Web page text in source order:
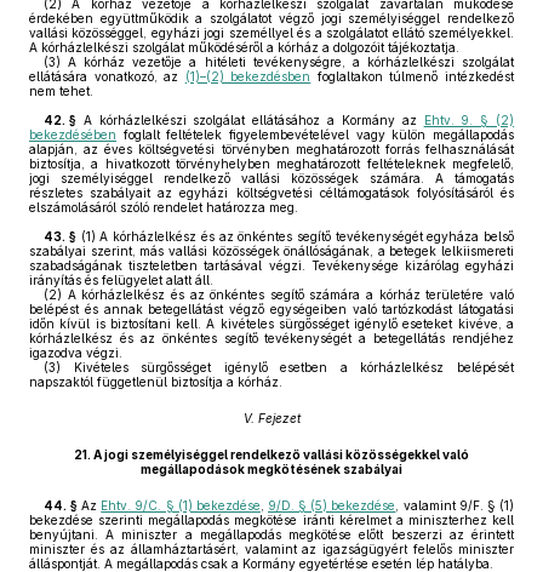
(2) A kórház vezetője a kórházlelkészi szolgálat zavartalan működése
érdekében együttműködik a szolgálatot végző jogi személyiséggel rendelkező
vallási közösséggel, egyházi jogi személlyel és a szolgálatot ellátó személyekkel.
A kórházlelkészi szolgálat működéséről a kórház a dolgozóit tájékoztatja.
(3) A kórház vezetője a hitéleti tevékenységre, a kórházlelkészi szolgálat
ellátására vonatkozó, az
(1)–(2) bekezdésben foglaltakon túlmenő intézkedést
nem tehet.
42. § A kórházlelkészi szolgálat ellátásához a Kormány az
Ehtv. 9. § (2)
bekezdésében foglalt feltételek figyelembevételével vagy külön megállapodás
alapján, az éves költségvetési törvényben meghatározott forrás felhasználását
biztosítja, a hivatkozott törvényhelyben meghatározott feltételeknek megfelelő,
jogi személyiséggel rendelkező vallási közösségek számára. A támogatás
részletes szabályait az egyházi költségvetési céltámogatások folyósításáról és
elszámolásáról szóló rendelet határozza meg.
43. § (1) A kórházlelkész és az önkéntes segítő tevékenységét egyháza belső
szabályai szerint, más vallási közösségek önállóságának, a betegek lelkiismereti
szabadságának tiszteletben tartásával végzi. Tevékenysége kizárólag egyházi
irányítás és felügyelet alatt áll.
(2) A kórházlelkész és az önkéntes segítő számára a kórház területére való
belépést és annak betegellátást végző egységeiben való tartózkodást látogatási
időn kívül is biztosítani kell. A kivételes sürgősséget igénylő eseteket kivéve, a
kórházlelkész és az önkéntes segítő tevékenységét a betegellátás rendjéhez
igazodva végzi.
(3) Kivételes sürgősséget igénylő esetben a kórházlelkész belépését
napszaktól függetlenül biztosítja a kórház.
V. Fejezet
21. A jogi személyiséggel rendelkező vallási közösségekkel való
megállapodások megkötésének szabályai
44. § Az Ehtv. 9/C. § (1) bekezdése 9/D. § (5) bekezdése
, valamint 9/F. § (1)
bekezdése szerinti megállapodás megkötése iránti kérelmet a miniszterhez kell
benyújtani. A miniszter a megállapodás megkötése előtt beszerzi az érintett
miniszter és az államháztartásért, valamint az igazságügyért felelős miniszter
álláspontját. A megállapodás csak a Kormány egyetértése esetén lép hatályba.